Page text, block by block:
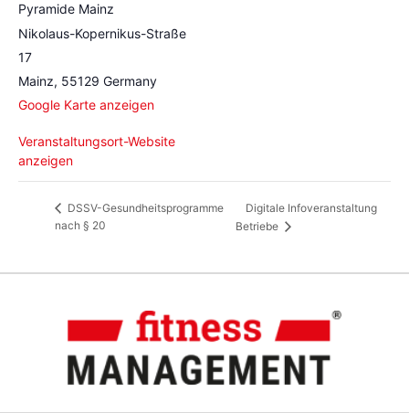
Pyramide Mainz
Nikolaus-Kopernikus-Straße
17
Mainz, 55129 Germany
Google Karte anzeigen
Veranstaltungsort-Website
anzeigen
DSSV-Gesundheitsprogramme
nach § 20
Digitale Infoveranstaltung
Betriebe